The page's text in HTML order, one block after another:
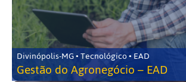
Divinópolis-MG • Tecnológico • EAD
Gestão do Agronegócio – EAD